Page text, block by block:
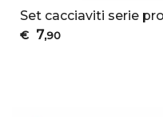
Set cacciaviti serie
€ 7,90